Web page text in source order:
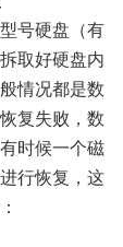
号硬盘（有
取好硬盘内
情况都是数
复失败，数
时候一个磁
行恢复，这